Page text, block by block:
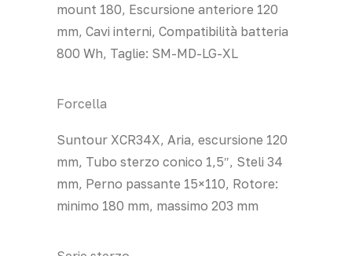
mount 180, Escursione anteriore 120
mm, Cavi interni, Compatibilità batteria
800 Wh, Taglie: SM-MD-LG-XL
Forcella
Suntour XCR34X, Aria, escursione 120
mm, Tubo sterzo conico 1,5″, Steli 34
mm, Perno passante 15×110, Rotore:
minimo 180 mm, massimo 203 mm